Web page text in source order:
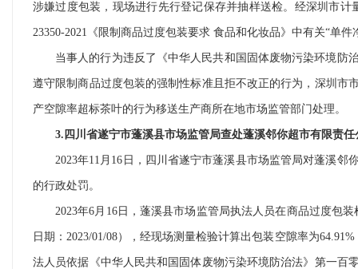
涉嫌过度包装，现场进行先行登记保存并抽样送检。经深圳市计
23350-2021《限制商品过度包装要求 食品和化妆品》中有关“单
当事人的行为违反了《中华人民共和国固体废物污染环境防
遵守限制商品过度包装的强制性标准且拒不改正的行为，深圳市
产空隙率超标茶叶的行为移送生产商所在地市场监管部门处理。
3.四川省遂宁市蓬溪县市场监管局查处蓬溪邻你超市有限责
2023年11月16日，四川省遂宁市蓬溪县市场监管局对蓬溪
的行政处罚。
2023年6月16日，蓬溪县市场监管局执法人员在商品过度包
日期：2023/01/08），经现场测量检验计算出包装空隙率为
法人员依据《中华人民共和国固体废物污染环境防治法》第一百